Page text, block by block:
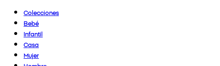
Colecciones
Bebé
Infantil
Casa
Mujer